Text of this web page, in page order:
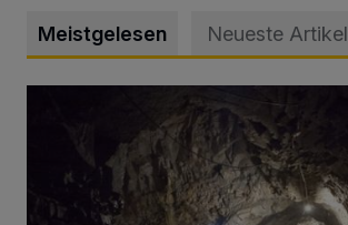
Meistgelesen Neueste Artikel